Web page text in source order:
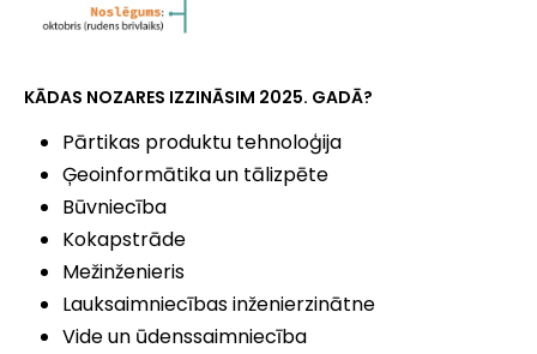
KĀDAS NOZARES IZZINĀSIM 2025. GADĀ?
Pārtikas produktu tehnoloģija
Ģeoinformātika un tālizpēte
Būvniecība
Kokapstrāde
Mežinženieris
Lauksaimniecības inženierzinātne
Vide un ūdenssaimniecība